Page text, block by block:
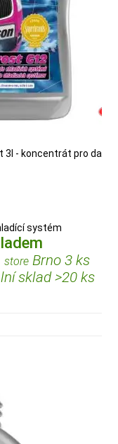
3l - koncentrát pro další
systém
storeBrno 3 ks
sklad >20 ks